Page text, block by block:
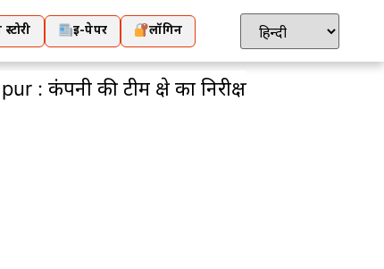
ई-पेपर लॉगिन
टीम क्षेत्र का निरीक्षण कर कार्य शुरु करवाएगी :